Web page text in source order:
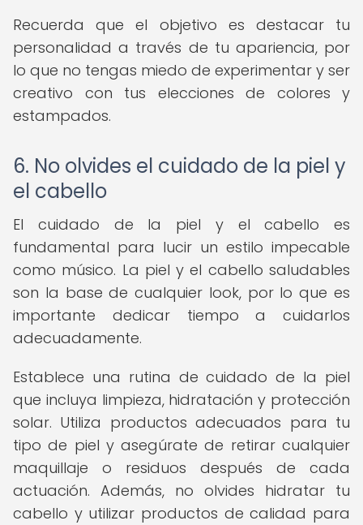
Recuerda que el objetivo es destacar tu
personalidad a través de tu apariencia, por
lo que no tengas miedo de experimentar y ser
creativo con tus elecciones de colores y
estampados.
6. No olvides el cuidado de la piel y
el cabello
El cuidado de la piel y el cabello es
fundamental para lucir un estilo impecable
como músico. La piel y el cabello saludables
son la base de cualquier look, por lo que es
importante dedicar tiempo a cuidarlos
adecuadamente.
Establece una rutina de cuidado de la piel
que incluya limpieza, hidratación y protección
solar. Utiliza productos adecuados para tu
tipo de piel y asegúrate de retirar cualquier
maquillaje o residuos después de cada
actuación. Además, no olvides hidratar tu
cabello y utilizar productos de calidad para